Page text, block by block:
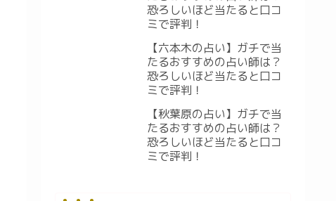
恐ろしいほど当たると口コ
ミで評判！
【六本木の占い】ガチで当
たるおすすめの占い師は？
恐ろしいほど当たると口コ
ミで評判！
【秋葉原の占い】ガチで当
たるおすすめの占い師は？
恐ろしいほど当たると口コ
ミで評判！